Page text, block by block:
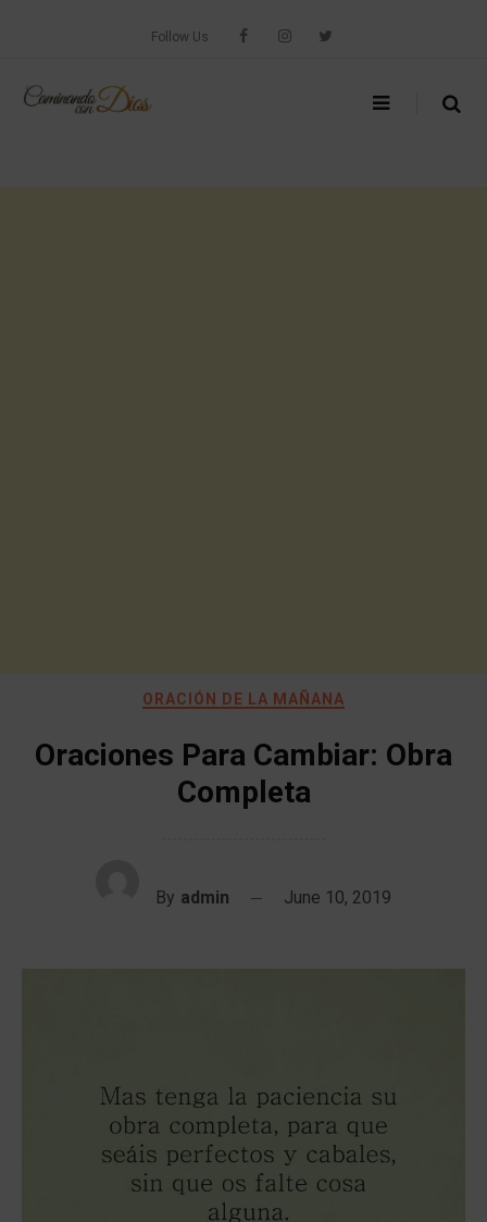
Follow Us
ORACIÓN DE LA MAÑANA
Oraciones Para Cambiar: Obra
Completa
By admin June 10, 2019